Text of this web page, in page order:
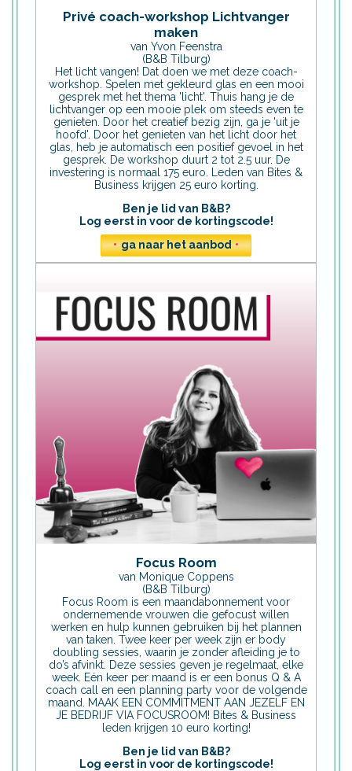
Privé coach-workshop Lichtvanger
maken
van Yvon Feenstra
(B&B Tilburg)
Het licht vangen! Dat doen we met deze coach-
workshop. Spelen met gekleurd glas en een mooi
gesprek met het thema 'licht'. Thuis hang je de
lichtvanger op een mooie plek om steeds even te
genieten. Door het creatief bezig zijn, ga je 'uit je
hoofd'. Door het genieten van het licht door het
glas, heb je automatisch een positief gevoel in het
gesprek. De workshop duurt 2 tot 2.5 uur. De
investering is normaal 175 euro. Leden van Bites &
Business krijgen 25 euro korting.
Ben je lid van B&B?
Log eerst in voor de kortingscode!
• ga naar het aanbod •
Focus Room
van Monique Coppens
(B&B Tilburg)
Focus Room is een maandabonnement voor
ondernemende vrouwen die gefocust willen
werken en hulp kunnen gebruiken bij het plannen
van taken. Twee keer per week zijn er body
doubling sessies, waarin je zonder afleiding je to
do’s afvinkt. Deze sessies geven je regelmaat, elke
week. Eén keer per maand is er een bonus Q & A
coach call en een planning party voor de volgende
maand. MAAK EEN COMMITMENT AAN JEZELF EN
JE BEDRIJF VIA FOCUSROOM! Bites & Business
leden krijgen 10 euro korting!
Ben je lid van B&B?
Log eerst in voor de kortingscode!